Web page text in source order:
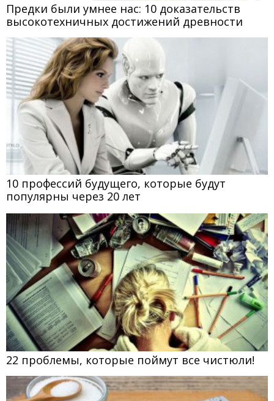
Предки были умнее нас: 10 доказательств
высокотехничных достижений древности
10 профессий будущего, которые будут
популярны через 20 лет
22 проблемы, которые поймут все чистюли!